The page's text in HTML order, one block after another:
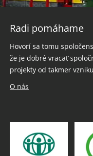
Radi pomáhame
Hovorí sa tomu
že je dobré vracať
projekty od takmer
O nás